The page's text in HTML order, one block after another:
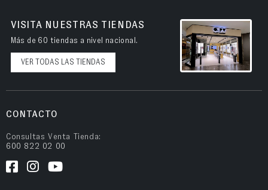
VISITA NUESTRAS TIENDAS
Más de 60 tiendas a nivel nacional.
VER TODAS LAS TIENDAS
CONTACTO
Consultas Venta Tienda:
600 822 02 00